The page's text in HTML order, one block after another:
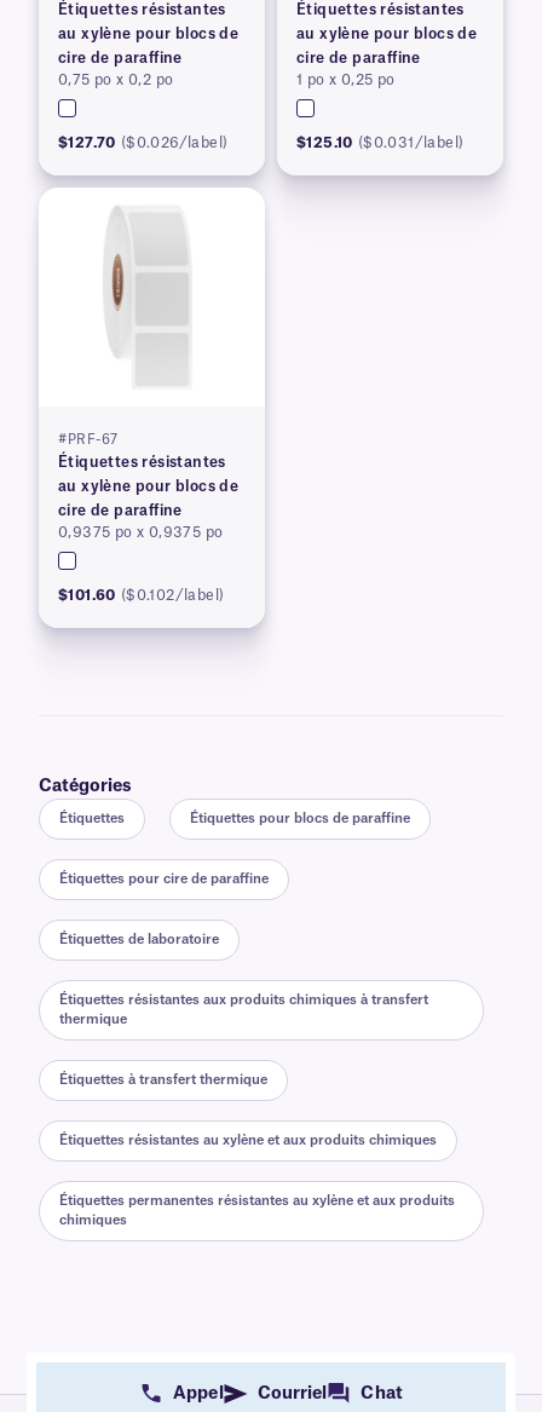
Étiquettes résistantes
au xylène pour blocs de
cire de paraffine
0,75 po x 0,2 po
$127.70 ($0.026/label)
Étiquettes résistantes
au xylène pour blocs de
cire de paraffine
1 po x 0,25 po
$125.10 ($0.031/label)
#PRF-67
Étiquettes résistantes
au xylène pour blocs de
cire de paraffine
0,9375 po x 0,9375 po
$101.60 ($0.102/label)
Catégories
Étiquettes Étiquettes pour blocs de paraffine
Étiquettes pour cire de paraffine
Étiquettes de laboratoire
Étiquettes résistantes aux produits chimiques à transfert
thermique
Étiquettes à transfert thermique
Étiquettes résistantes au xylène et aux produits chimiques
Étiquettes permanentes résistantes au xylène et aux produits
chimiques
Appel Courriel Chat